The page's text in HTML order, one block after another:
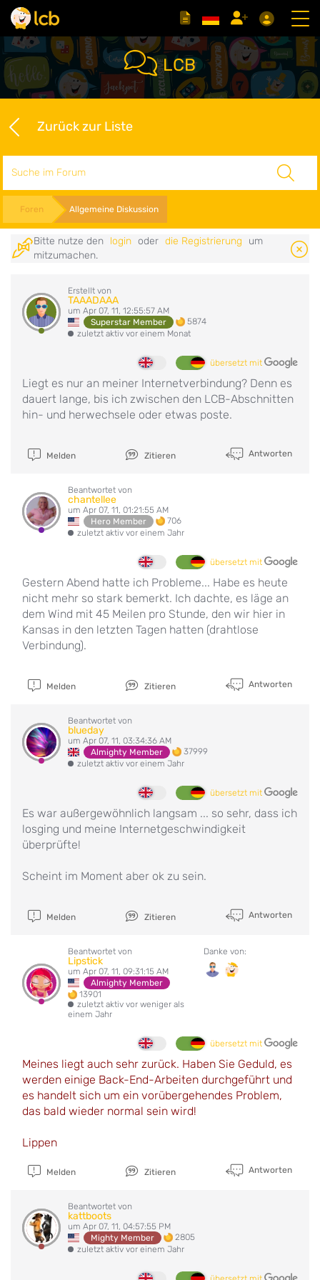
LCB
Zurück zur Liste
Foren Allgemeine Diskussion
Bitte nutze den login oder die Registrierung
um
mitzumachen.
Erstellt von
TAAADAAA
um Apr 07, 11, 12:55:57 AM
Superstar Member
5874
zuletzt aktiv vor einem Monat
übersetzt mit
Liegt es nur an meiner Internetverbindung? Denn es
dauert lange, bis ich zwischen den LCB-Abschnitten
hin- und herwechsele oder etwas poste.
Melden Zitieren Antworten
Beantwortet von
chantellee
um Apr 07, 11, 01:21:55 AM
Hero Member
706
zuletzt aktiv vor einem Jahr
übersetzt mit
Gestern Abend hatte ich Probleme... Habe es heute
nicht mehr so stark bemerkt. Ich dachte, es läge an
dem Wind mit 45 Meilen pro Stunde, den wir hier in
Kansas in den letzten Tagen hatten (drahtlose
Verbindung).
Melden Zitieren Antworten
Beantwortet von
blueday
um Apr 07, 11, 03:34:36 AM
Almighty Member
37999
zuletzt aktiv vor einem Jahr
übersetzt mit
Es war außergewöhnlich langsam ... so sehr, dass ich
losging und meine Internetgeschwindigkeit
überprüfte!
Scheint im Moment aber ok zu sein.
Melden Zitieren Antworten
Beantwortet von
Lipstick
um Apr 07, 11, 09:31:15 AM
Almighty Member
13901
zuletzt aktiv vor weniger als
einem Jahr
Danke von:
übersetzt mit
Meines liegt auch sehr zurück. Haben Sie Geduld, es
werden einige Back-End-Arbeiten durchgeführt und
es handelt sich um ein vorübergehendes Problem,
das bald wieder normal sein wird!
Lippen
Melden Zitieren Antworten
Beantwortet von
kattboots
um Apr 07, 11, 04:57:55 PM
Mighty Member
2805
zuletzt aktiv vor einem Jahr